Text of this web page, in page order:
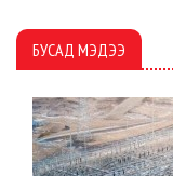
БУСАД МЭДЭЭ